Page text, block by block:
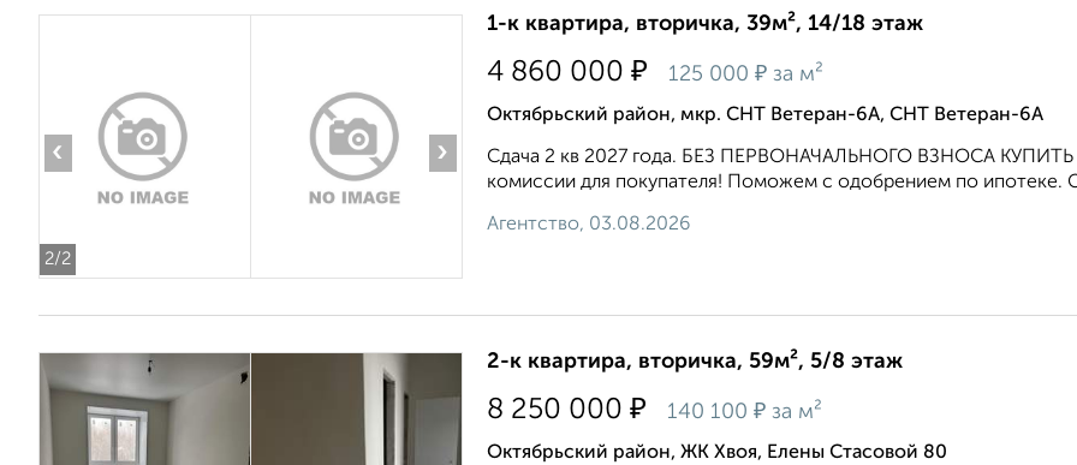
2/2
‹ ›
1-к квартира, вторичка, 39м², 14/18 этаж
4 860 000 ₽ 125 000 ₽ за м²
Октябрьский район, мкр. СНТ Ветеран-6А, СНТ Ветеран-6А
Сдача 2 кв 2027 года. БЕЗ ПЕРВОНАЧАЛЬНОГО ВЗНОСА
комиссии для покупателя! Поможем с одобрением по ипотеке.
Агентство, 03.08.2026
2-к квартира, вторичка, 59м², 5/8 этаж
8 250 000 ₽ 140 100 ₽ за м²
Октябрьский район, ЖК Хвоя, Елены Стасовой 80